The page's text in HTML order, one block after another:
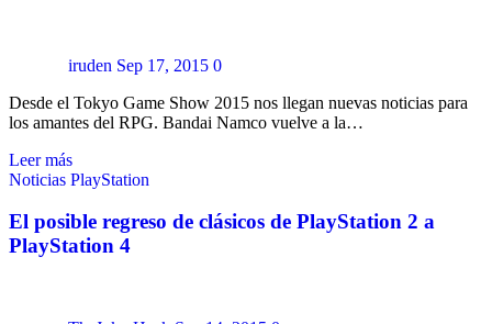
iruden Sep 17, 2015 0
Desde el Tokyo Game Show 2015 nos llegan nuevas noticias para
los amantes del RPG. Bandai Namco vuelve a la…
Leer más
Noticias PlayStation
El posible regreso de clásicos de PlayStation 2 a
PlayStation 4